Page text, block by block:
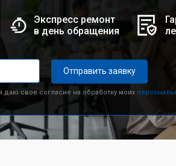
Экспресс ремонт
в день обращения
Отправить заявку
даю свое согласие на обработку моих